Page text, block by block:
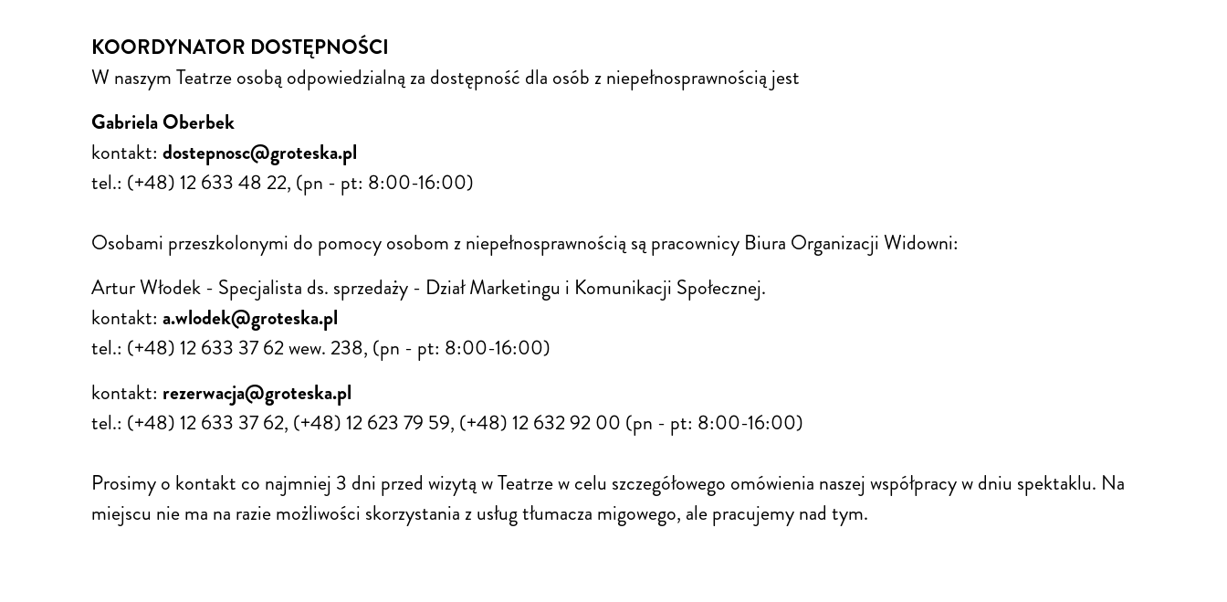
KOORDYNATOR DOSTĘPNOŚCI
W naszym Teatrze osobą odpowiedzialną za dostępność dla osób z niepełnosprawnością jest
Gabriela Oberbek
kontakt: dostepnosc@groteska.pl
tel.: (+48) 12 633 48 22, (pn - pt: 8:00-16:00)
Osobami przeszkolonymi do pomocy osobom z niepełnosprawnością są pracownicy Biura Organizacji Widowni:
Artur Włodek - Specjalista ds. sprzedaży - Dział Marketingu i Komunikacji Społecznej.
kontakt: a.wlodek@groteska.pl
tel.: (+48) 12 633 37 62 wew. 238, (pn - pt: 8:00-16:00)
kontakt: rezerwacja@groteska.pl
tel.: (+48) 12 633 37 62, (+48) 12 623 79 59, (+48) 12 632 92 00 (pn - pt: 8:00-16:00)
Prosimy o kontakt co najmniej 3 dni przed wizytą w Teatrze w celu szczegółowego omówienia naszej współpracy w dniu spektaklu. Na
miejscu nie ma na razie możliwości skorzystania z usług tłumacza migowego, ale pracujemy nad tym.